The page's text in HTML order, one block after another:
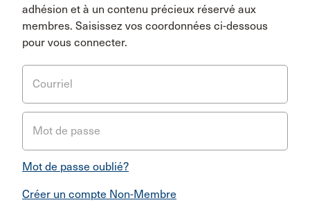
adhésion et à un contenu précieux réservé aux
membres. Saisissez vos coordonnées ci-dessous
pour vous connecter.
Courriel
Mot de passe
Mot de passe oublié?
Créer un compte Non-Membre